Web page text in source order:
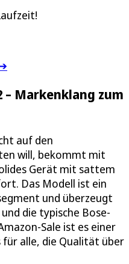
– Markenklang zum
auf den
will, bekommt mit
Gerät mit sattem
Das Modell ist ein
und überzeugt
die typische Bose-
Sale ist es einer
alle, die Qualität über